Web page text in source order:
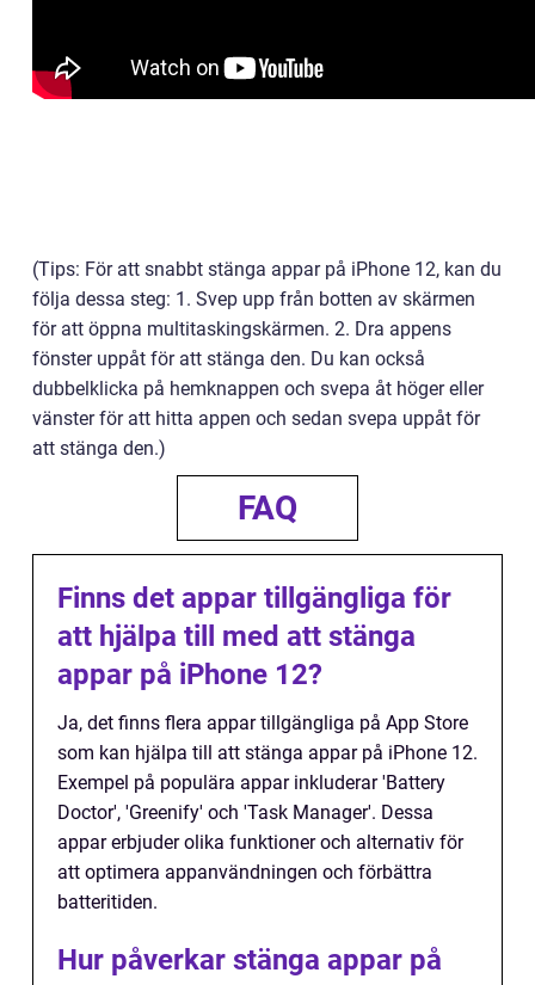
(Tips: För att snabbt stänga appar på iPhone 12, kan du
följa dessa steg: 1. Svep upp från botten av skärmen
för att öppna multitaskingskärmen. 2. Dra appens
fönster uppåt för att stänga den. Du kan också
dubbelklicka på hemknappen och svepa åt höger eller
vänster för att hitta appen och sedan svepa uppåt för
att stänga den.)
FAQ
Finns det appar tillgängliga för
att hjälpa till med att stänga
appar på iPhone 12?
Ja, det finns flera appar tillgängliga på App Store
som kan hjälpa till att stänga appar på iPhone 12.
Exempel på populära appar inkluderar 'Battery
Doctor', 'Greenify' och 'Task Manager'. Dessa
appar erbjuder olika funktioner och alternativ för
att optimera appanvändningen och förbättra
batteritiden.
Hur påverkar stänga appar på